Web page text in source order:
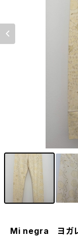
Mi negra ヨガレ